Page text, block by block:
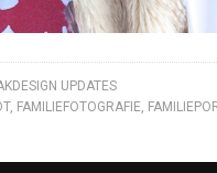
UPDATES
, FAMILIEFOTOGRAFIE,